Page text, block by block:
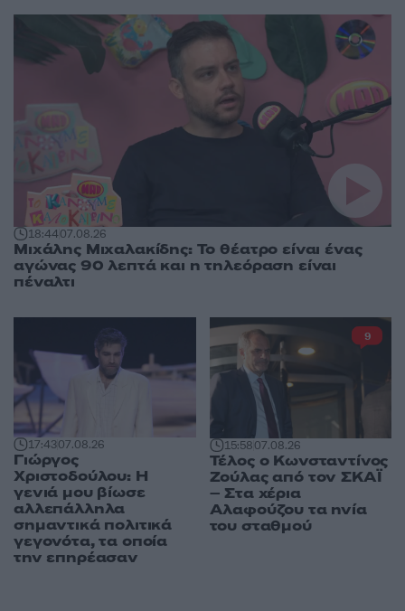
18:4407.08.26
Μιχάλης Μιχαλακίδης: Το θέατρο είναι ένας
αγώνας 90 λεπτά και η τηλεόραση είναι
πέναλτι
17:4307.08.26
Γιώργος
Χριστοδούλου: Η
γενιά μου βίωσε
αλλεπάλληλα
σημαντικά πολιτικά
γεγονότα, τα οποία
την επηρέασαν
15:5807.08.26
Τέλος ο Κωνσταντίνος
Ζούλας από τον ΣΚΑΪ
– Στα χέρια
Αλαφούζου τα ηνία
του σταθμού
9